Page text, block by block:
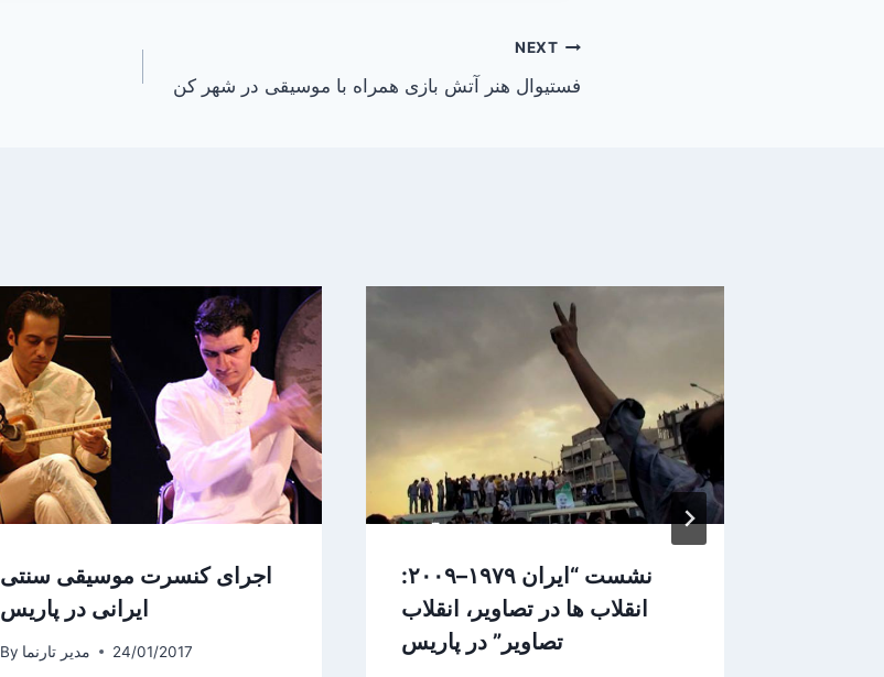
NEXT
فستیوال هنر آتش بازی همراه با موسیقی در شهر کن
اجرای کنسرت موسیقی سنتی
ایرانی در پاریس
By مدیر تارنما 24/01/2017
نشست “ایران ۱۹۷۹–۲۰۰۹:
انقلاب ها در تصاویر، انقلاب
تصاویر” در پاریس